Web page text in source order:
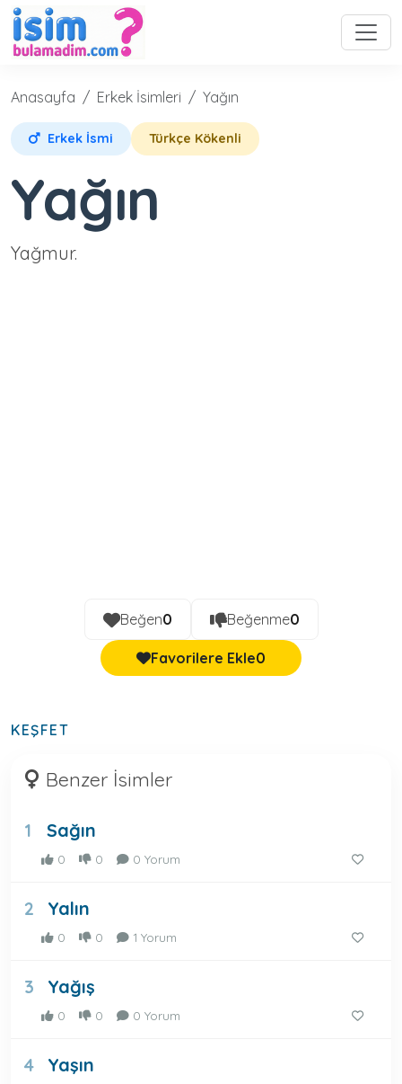
Anasayfa Erkek İsimleri Yağın
Erkek İsmi Türkçe Kökenli
Yağın
Yağmur.
Beğen0 Beğenme0
Favorilere Ekle0
KEŞFET
Benzer İsimler
1 Sağın
0 0 0 Yorum
2 Yalın
0 0 1 Yorum
3 Yağış
0 0 0 Yorum
4 Yaşın